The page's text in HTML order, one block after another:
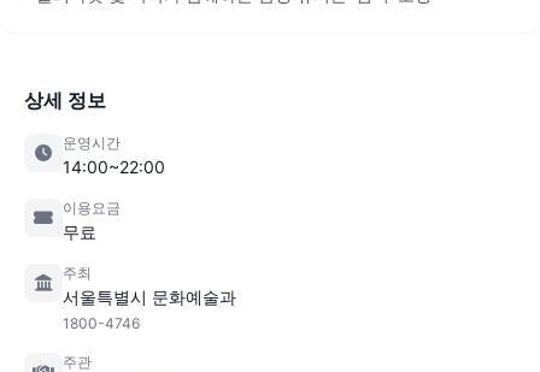
상세 정보
운영시간
14:00~22:00
이용요금
무료
주최
서울특별시 문화예술과
1800-4746
주관